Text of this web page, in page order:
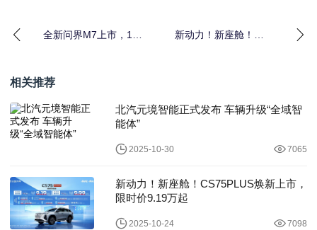
全新问界M7上市，1小
新动力！新座舱！
相关推荐
北汽元境智能正式发布 车辆升级“全域智
能体”
2025-10-30 7065
新动力！新座舱！CS75PLUS焕新上市，
限时价9.19万起
2025-10-24 7098